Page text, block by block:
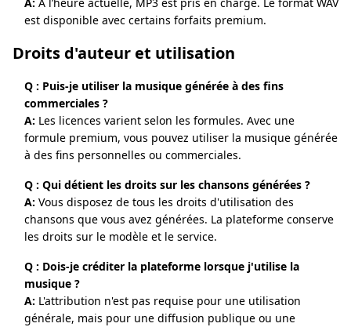
est disponible avec certains forfaits premium.
Droits d'auteur et utilisation
Q : Puis-je utiliser la musique générée à des fins
commerciales ?
A: Les licences varient selon les formules. Avec une
formule premium, vous pouvez utiliser la musique générée
à des fins personnelles ou commerciales.
Q : Qui détient les droits sur les chansons générées ?
A: Vous disposez de tous les droits d'utilisation des
chansons que vous avez générées. La plateforme conserve
les droits sur le modèle et le service.
Q : Dois-je créditer la plateforme lorsque j'utilise la
musique ?
A: L'attribution n'est pas requise pour une utilisation
générale, mais pour une diffusion publique ou une